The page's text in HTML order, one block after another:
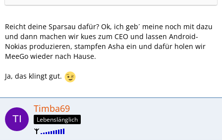
Reicht deine Sparsau dafür? Ok, ich geb´ meine noch mit dazu
und dann machen wir kues zum CEO und lassen Android-
Nokias produzieren, stampfen Asha ein und dafür holen wir
MeeGo wieder nach Hause.
Ja, das klingt gut.
Timba69
Lebenslänglich